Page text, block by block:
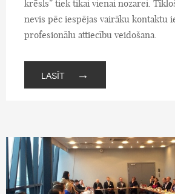
krēsls” tiek tikai vienai nozarei.
nevis pēc iespējas vairāku kontaktu
profesionālu attiecību veidošana.
LASĪT →